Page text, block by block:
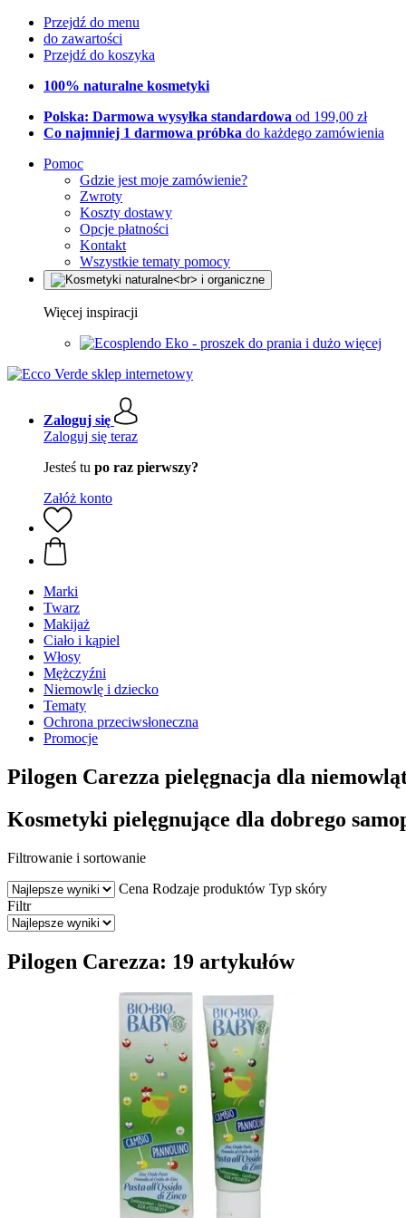
Przejdź do menu
do zawartości
Przejdź do koszyka
100% naturalne kosmetyki
Polska: Darmowa wysyłka standardowa od 199,00 zł
Co najmniej 1 darmowa próbka do każdego zamówienia
Pomoc
Gdzie jest moje zamówienie?
Zwroty
Koszty dostawy
Opcje płatności
Kontakt
Wszystkie tematy pomocy
Więcej inspiracji
Eko - proszek do prania i dużo więcej
Zaloguj się
Zaloguj się teraz
Jesteś tu po raz pierwszy?
Załóż konto
Marki
Twarz
Makijaż
Ciało i kąpiel
Włosy
Mężczyźni
Niemowlę i dziecko
Tematy
Ochrona przeciwsłoneczna
Promocje
Pilogen Carezza pielęgnacja dla
Kosmetyki pielęgnujące dla dobrego
Filtrowanie i sortowanie
Cena Rodzaje produktów Typ skóry
Filtr
Pilogen Carezza: 19 artykułów